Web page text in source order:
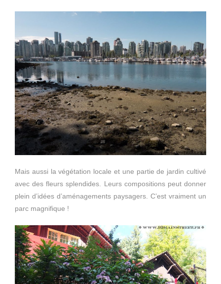
Mais aussi la végétation locale et une partie de jardin cultivé
avec des fleurs splendides. Leurs compositions peut donner
plein d’idées d’aménagements paysagers. C’est vraiment un
parc magnifique !